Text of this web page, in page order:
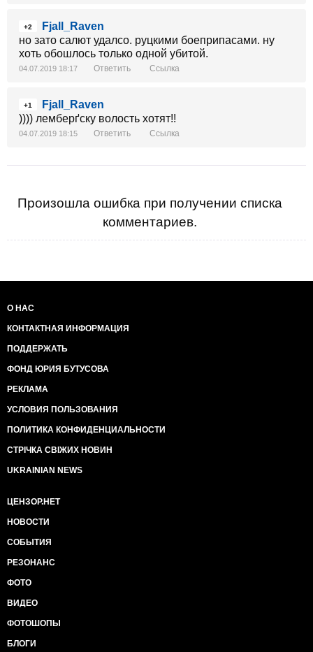
+2
Fjall_Raven
но зато салют удалсо. руцкими боеприпасами. ну
хоть обошлось только одной убитой.
04.07.2019 18:17 Ответить Ссылка
+1
Fjall_Raven
)))) лемберґску волость хотят!!
04.07.2019 18:15 Ответить Ссылка
Произошла ошибка при получении списка
комментариев.
О НАС
КОНТАКТНАЯ ИНФОРМАЦИЯ
ПОДДЕРЖАТЬ
ФОНД ЮРИЯ БУТУСОВА
РЕКЛАМА
УСЛОВИЯ ПОЛЬЗОВАНИЯ
ПОЛИТИКА КОНФИДЕНЦИАЛЬНОСТИ
СТРІЧКА СВІЖИХ НОВИН
UKRAINIAN NEWS
ЦЕНЗОР.НЕТ
НОВОСТИ
СОБЫТИЯ
РЕЗОНАНС
ФОТО
ВИДЕО
ФОТОШОПЫ
БЛОГИ